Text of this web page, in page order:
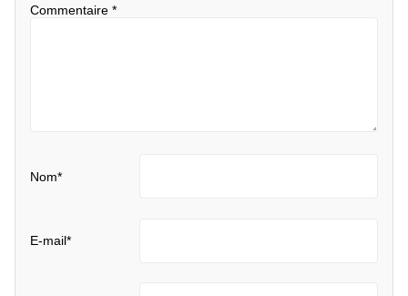
Commentaire *
Nom*
E-mail*